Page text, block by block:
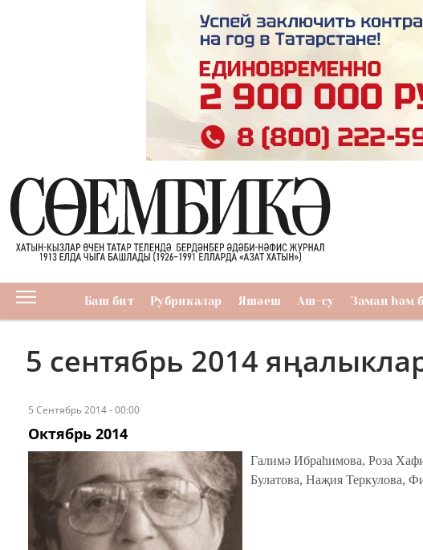
Баш бит Рубрикалар Яшәеш Аш-су Заман һәм
5 сентябрь 2014
5 Сентябрь 2014 - 00:00
Октябрь 2014
Галимә Ибраһимова, Роза
Булатова, Наҗия Теркулова,